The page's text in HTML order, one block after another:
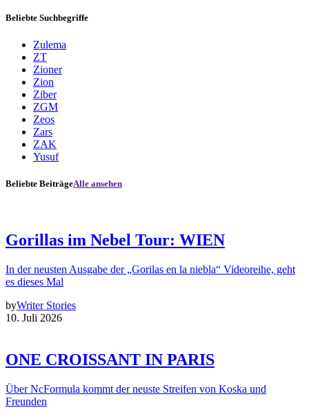
Beliebte Suchbegriffe
Zulema
ZT
Zioner
Zion
Ziber
ZGM
Zeos
Zars
ZAK
Yusuf
Beliebte BeiträgeAlle ansehen
Gorillas im Nebel Tour: WIEN
In der neusten Ausgabe der „Gorilas en la niebla“ Videoreihe, geht
es dieses Mal
byWriter Stories
10. Juli 2026
ONE CROISSANT IN PARIS
Über NcFormula kommt der neuste Streifen von Koska und
Freunden